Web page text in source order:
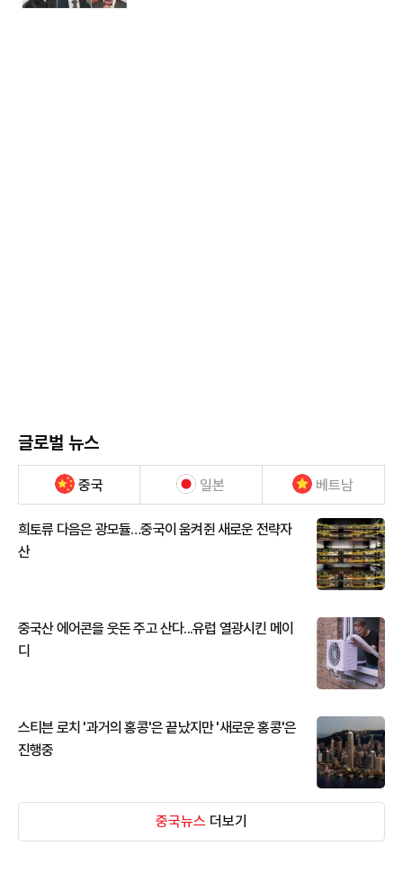
글로벌 뉴스
중국 일본 베트남
희토류 다음은 광모듈…중국이 움켜쥔 새로운 전략자
산
중국산 에어콘을 웃돈 주고 산다...유럽 열광시킨 메이
디
스티븐 로치 '과거의 홍콩'은 끝났지만 '새로운 홍콩'은
진행중
중국뉴스 더보기